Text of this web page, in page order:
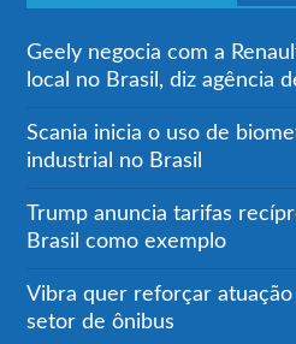
Geely negocia com a
local no Brasil, diz agência
Scania inicia o uso de
industrial no Brasil
Trump anuncia tarifas
Brasil como exemplo
Vibra quer reforçar
setor de ônibus